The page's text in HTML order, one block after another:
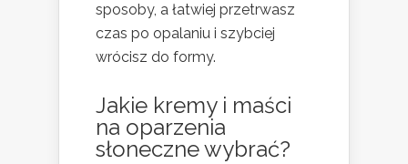
sposoby, a łatwiej przetrwasz
czas po opalaniu i szybciej
wrócisz do formy.
Jakie kremy i maści
na oparzenia
słoneczne wybrać?